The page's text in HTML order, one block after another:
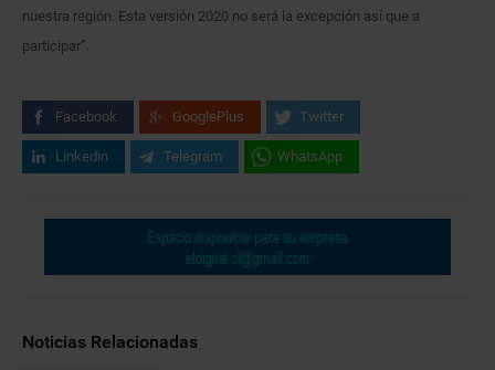
nuestra región. Esta versión 2020 no será la excepción así que a
participar”.
Facebook GooglePlus Twitter
Linkedin Telegram WhatsApp
Noticias Relacionadas